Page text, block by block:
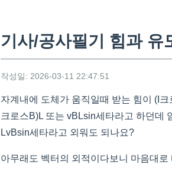
기사/공사필기 힘과 유
작성일: 2026-03-11 22:47:51
자계내에 도체가 움직일때 받는 힘이 (I
크로스B)L 또는 vBLsin세타라고 하던데
LvBsin세타라고 외워도 되나요?
아무래도 벡터의 외적이다보니 마음대